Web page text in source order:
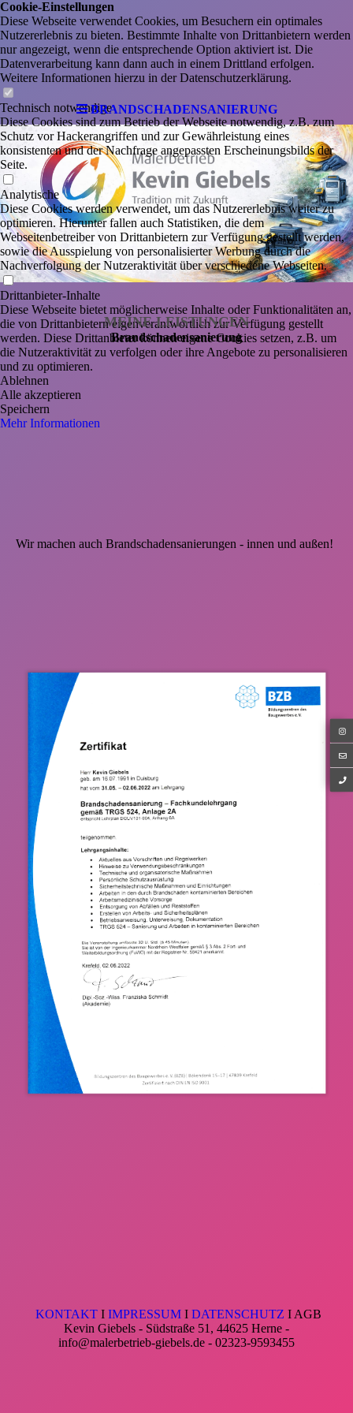
BRANDSCHADENSANIERUNG
MEINE LEISTUNGEN
Brandschadensanierung
Wir machen auch Brandschadensanierungen - innen und außen!
KONTAKTI IMPRESSUMI DATENSCHUTZ I AGB
Kevin Giebels - Südstraße 51, 44625 Herne -
info@malerbetrieb-giebels.de - 02323-9593455
Cookie-Einstellungen
Diese Webseite verwendet Cookies, um Besuchern ein optimales
Nutzererlebnis zu bieten. Bestimmte Inhalte von Drittanbietern werden
nur angezeigt, wenn die entsprechende Option aktiviert ist. Die
Datenverarbeitung kann dann auch in einem Drittland erfolgen.
Weitere Informationen hierzu in der Datenschutzerklärung.
Technisch notwendige
Diese Cookies sind zum Betrieb der Webseite notwendig, z.B. zum
Schutz vor Hackerangriffen und zur Gewährleistung eines
konsistenten und der Nachfrage angepassten Erscheinungsbilds der
Seite.
Analytische
Diese Cookies werden verwendet, um das Nutzererlebnis weiter zu
optimieren. Hierunter fallen auch Statistiken, die dem
Webseitenbetreiber von Drittanbietern zur Verfügung gestellt werden,
sowie die Ausspielung von personalisierter Werbung durch die
Nachverfolgung der Nutzeraktivität über verschiedene Webseiten.
Drittanbieter-Inhalte
Diese Webseite bietet möglicherweise Inhalte oder Funktionalitäten an,
die von Drittanbietern eigenverantwortlich zur Verfügung gestellt
werden. Diese Drittanbieter können eigene Cookies setzen, z.B. um
die Nutzeraktivität zu verfolgen oder ihre Angebote zu personalisieren
und zu optimieren.
Ablehnen
Alle akzeptieren
Speichern
Mehr Informationen